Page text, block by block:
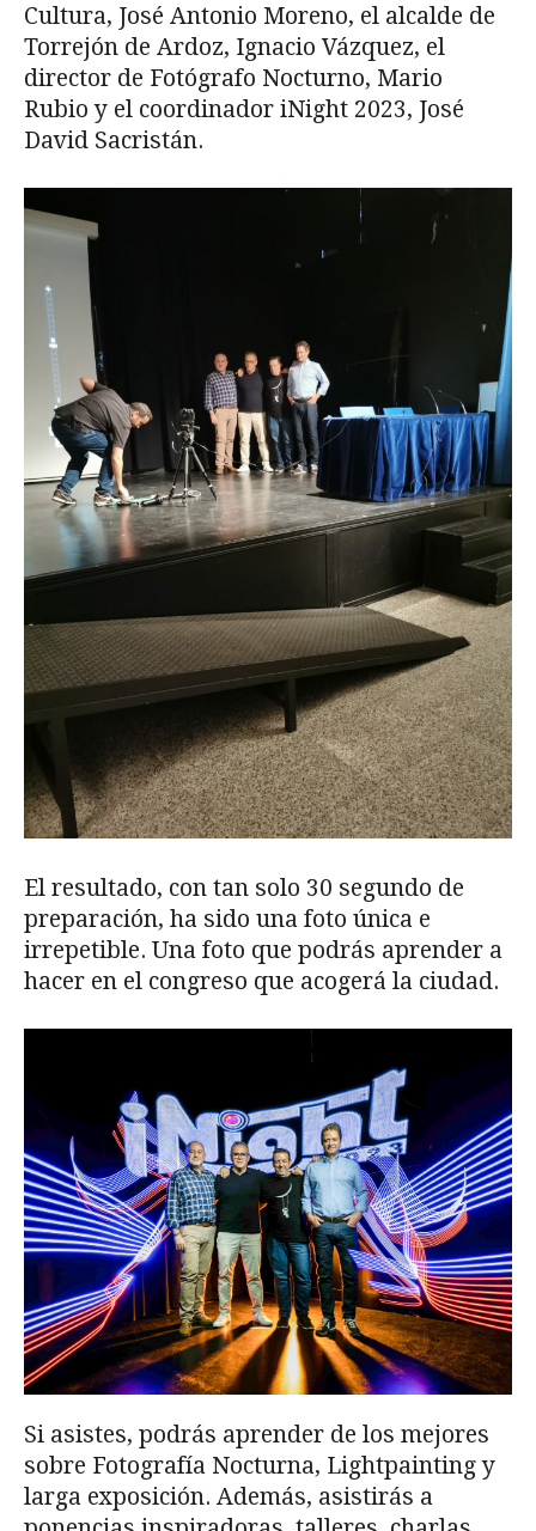
Cultura, José Antonio Moreno, el alcalde de
Torrejón de Ardoz, Ignacio Vázquez, el
director de Fotógrafo Nocturno, Mario
Rubio y el coordinador iNight 2023, José
David Sacristán.
El resultado, con tan solo 30 segundo de
preparación, ha sido una foto única e
irrepetible. Una foto que podrás aprender a
hacer en el congreso que acogerá la ciudad.
Si asistes, podrás aprender de los mejores
sobre Fotografía Nocturna, Lightpainting y
larga exposición. Además, asistirás a